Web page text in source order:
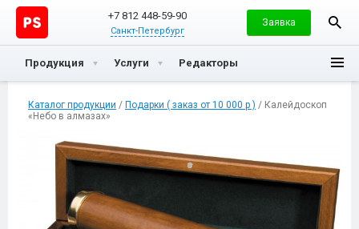
+7 812 448-59-90
Санкт-Петербург
Заявка
Продукция Услуги Редакторы
Каталог продукции / Подарки ( заказ от 10 000 р ) / Калейдоскоп
«Небо в алмазах»